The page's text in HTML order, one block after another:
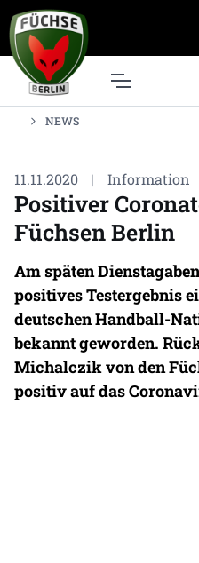
NEWS
11.11.2020 | Information
Positiver
Füchsen Berlin
Am späten
positives Testergebnis
deutschen Handball-
bekannt geworden.
Michalczik von den
positiv auf das